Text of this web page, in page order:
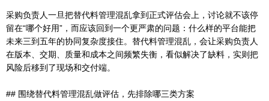
采购负责人一旦把替代料管理混乱拿到正式评估会上，讨论就不该停
留在“哪个好用”，而应该回到一个更严肃的问题：什么样的平台能把
未来三到五年的协同复杂度接住。替代料管理混乱，会让采购负责人
在版本、交期、质量和成本之间频繁失衡，看似解决了缺料，实则把
风险后移到了现场和交付端。
## 围绕替代料管理混乱做评估，先排除哪三类方案